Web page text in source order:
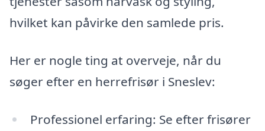
hvilket kan påvirke den samlede pris.
Her er nogle ting at overveje, når du
søger efter en herrefrisør i Sneslev:
Professionel erfaring: Se efter frisører